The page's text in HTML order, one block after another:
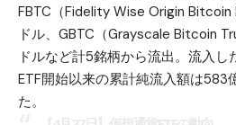
FBTC（Fidelity Wise Origin
ドル、GBTC（Grayscale Bitcoin
ドルなど計5銘柄から流出。流入し
ETF開始以来の累計純流入額は583
た。